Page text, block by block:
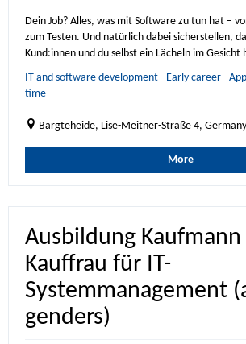
Dein Job? Alles, was mit Software zu tun hat –
zum Testen. Und natürlich dabei sicherstellen,
Kund:innen und du selbst ein Lächeln im Gesicht
IT and software development - Early career -
time
Bargteheide, Lise-Meitner-Straße 4, Germany
More
Ausbildung
Kauffrau für IT-
Systemmanagement
genders)